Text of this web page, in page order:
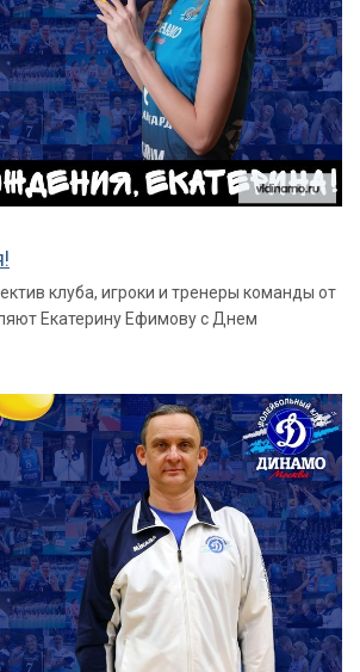
клуба, игроки и тренеры команды от
Екатерину Ефимову с Днем